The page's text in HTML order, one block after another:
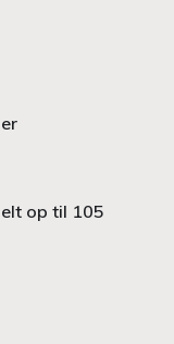
op til 105